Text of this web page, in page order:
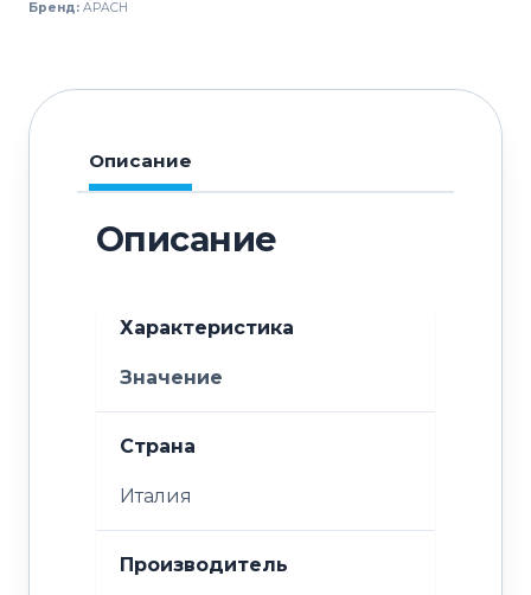
LBVU101R
Бренд: APACH
Описание
Описание
Характеристика
Значение
Страна
Италия
Производитель